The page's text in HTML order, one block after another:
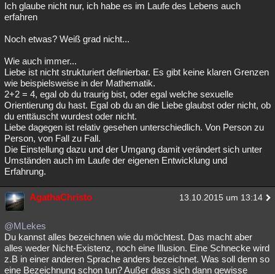
Ich glaube nicht nur, ich habe es im Laufe des Lebens auch
erfahren
Noch etwas? Weiß grad nicht...
Wie auch immer...
Liebe ist nicht strukturiert definierbar. Es gibt keine klaren Grenzen
wie beispielsweise in der Mathematik.
2+2 = 4, egal ob du traurig bist, oder egal welche sexuelle
Orientierung du hast. Egal ob du an die Liebe glaubst oder nicht, ob
du enttäuscht wurdest oder nicht.
Liebe dagegen ist relativ gesehen unterschiedlich. Von Person zu
Person, von Fall zu Fall.
Die Einstellung dazu und der Umgang damit verändert sich unter
Umständen auch im Laufe der eigenen Entwicklung und
Erfahrung.
AgathaChristo 13.10.2015 um 13:14
@MLekes
Du kannst alles bezeichnen wie du möchtest. Das macht aber
alles weder Nicht-Existenz, noch eine Illusion. Eine Schnecke wird
z.B in einer anderen Sprache anders bezeichnet. Was soll denn so
eine Bezeichnung schon tun? Außer dass sich dann gewisse